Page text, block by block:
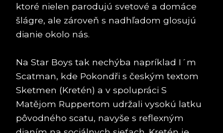
ktoré nielen parodujú svetové a domáce
šlágre, ale zároveň s nadhľadom glosujú
dianie okolo nás.
Na Star Boys tak nechýba napríklad I´m
Scatman, kde Pokondři s českým textom
Sketmen (Kretén) a v spolupráci S
Matějom Ruppertom udržali vysokú latku
pôvodného scatu, navyše s reflexným